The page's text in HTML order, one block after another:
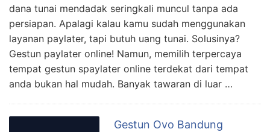
dana tunai mendadak seringkali muncul tanpa ada
persiapan. Apalagi kalau kamu sudah menggunakan
layanan paylater, tapi butuh uang tunai. Solusinya?
Gestun paylater online! Namun, memilih terpercaya
tempat gestun spaylater online terdekat dari tempat
anda bukan hal mudah. Banyak tawaran di luar …
Gestun Ovo Bandung